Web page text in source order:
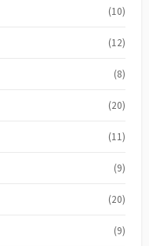
(10)
(12)
(8)
(20)
(11)
(9)
(20)
(9)